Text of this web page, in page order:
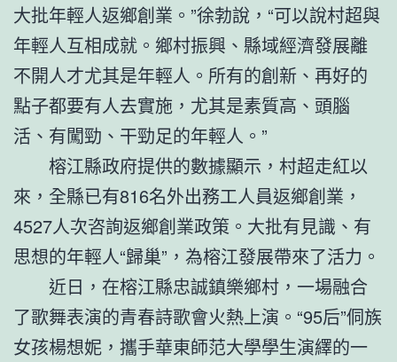
大批年輕人返鄉創業。”徐勃說，“可以說村超與
年輕人互相成就。鄉村振興、縣域經濟發展離
不開人才尤其是年輕人。所有的創新、再好的
點子都要有人去實施，尤其是素質高、頭腦
活、有闖勁、干勁足的年輕人。”
榕江縣政府提供的數據顯示，村超走紅以
來，全縣已有816名外出務工人員返鄉創業，
4527人次咨詢返鄉創業政策。大批有見識、有
思想的年輕人“歸巢”，為榕江發展帶來了活力。
近日，在榕江縣忠誠鎮樂鄉村，一場融合
了歌舞表演的青春詩歌會火熱上演。“95后”侗族
女孩楊想妮，攜手華東師范大學學生演繹的一